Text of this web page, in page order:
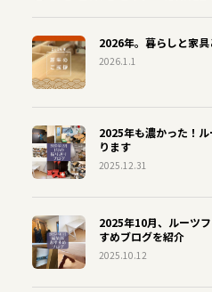
2026年。暮らしと家
2026.1.1
2025年も濃かった！
ります
2025.12.31
2025年10月、ルーツ
すめブログを紹介
2025.10.12